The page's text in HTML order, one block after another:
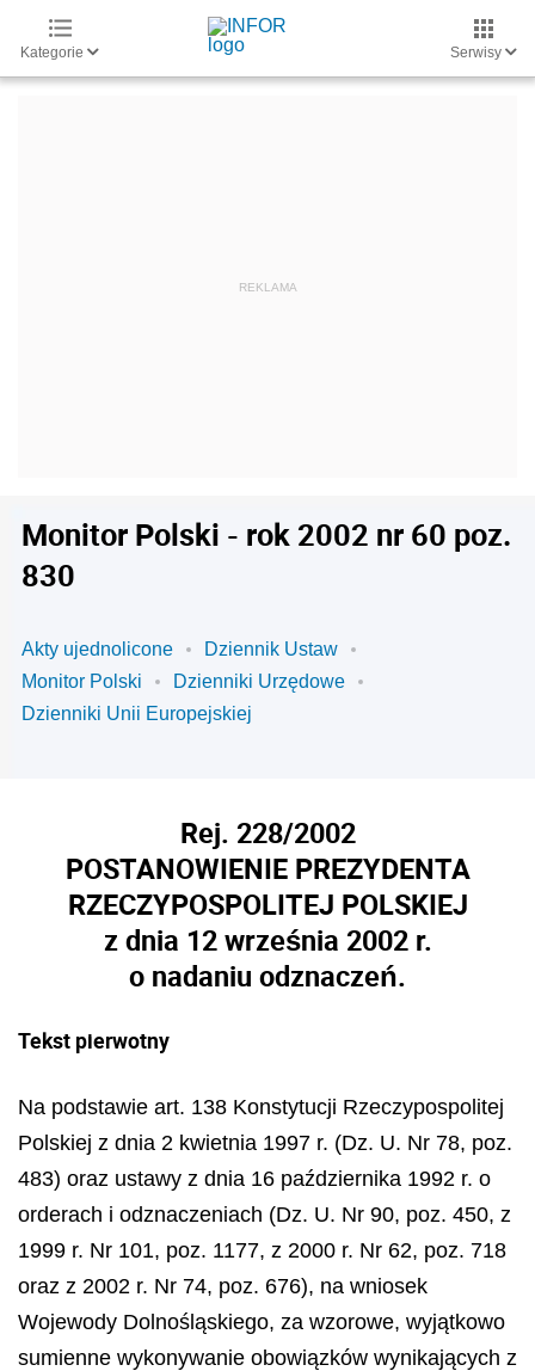
Kategorie Serwisy
Monitor Polski - rok 2002 nr 60 poz.
830
Akty ujednolicone
Dziennik Ustaw
Monitor Polski
Dzienniki Urzędowe
Dzienniki Unii Europejskiej
Rej. 228/2002
POSTANOWIENIE PREZYDENTA
RZECZYPOSPOLITEJ POLSKIEJ
z dnia 12 września 2002 r.
o nadaniu odznaczeń.
Tekst pierwotny
Na podstawie art. 138 Konstytucji Rzeczypospolitej
Polskiej z dnia 2 kwietnia 1997 r. (Dz. U. Nr 78, poz.
483) oraz ustawy z dnia 16 października 1992 r. o
orderach i odznaczeniach (Dz. U. Nr 90, poz. 450, z
1999 r. Nr 101, poz. 1177, z 2000 r. Nr 62, poz. 718
oraz z 2002 r. Nr 74, poz. 676), na wniosek
Wojewody Dolnośląskiego, za wzorowe, wyjątkowo
sumienne wykonywanie obowiązków wynikających z